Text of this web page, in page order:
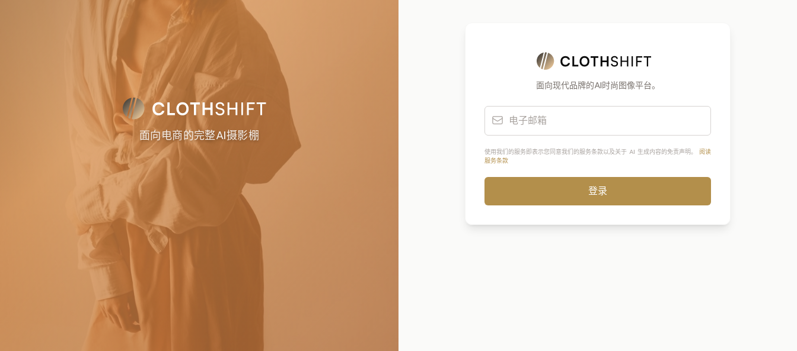
面向电商的完整AI摄影棚
面向现代品牌的AI时尚图像平台。
使用我们的服务即表示您同意我们的服务条款以及关于 AI 生成内容的免责声明。 阅读
服务条款
登录